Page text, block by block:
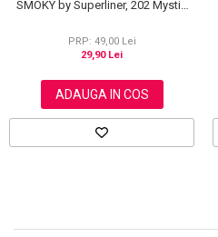
SMOKY by Superliner, 202 Mystic
PRP: 49,00 Lei
29,90 Lei
ADAUGA IN COS